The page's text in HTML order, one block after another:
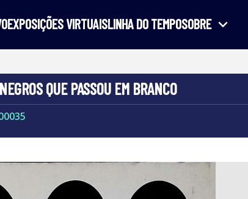
EXPOSIÇÕES VIRTUAISLINHA DO TEMPOSOBRE expand_more
QUE PASSOU EM BRANCO